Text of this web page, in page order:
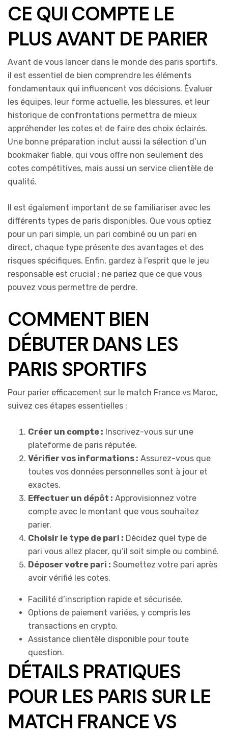
CE QUI COMPTE LE
PLUS AVANT DE PARIER
Avant de vous lancer dans le monde des paris sportifs,
il est essentiel de bien comprendre les éléments
fondamentaux qui influencent vos décisions. Évaluer
les équipes, leur forme actuelle, les blessures, et leur
historique de confrontations permettra de mieux
appréhender les cotes et de faire des choix éclairés.
Une bonne préparation inclut aussi la sélection d’un
bookmaker fiable, qui vous offre non seulement des
cotes compétitives, mais aussi un service clientèle de
qualité.
Il est également important de se familiariser avec les
différents types de paris disponibles. Que vous optiez
pour un pari simple, un pari combiné ou un pari en
direct, chaque type présente des avantages et des
risques spécifiques. Enfin, gardez à l’esprit que le jeu
responsable est crucial ; ne pariez que ce que vous
pouvez vous permettre de perdre.
COMMENT BIEN
DÉBUTER DANS LES
PARIS SPORTIFS
Pour parier efficacement sur le match France vs Maroc,
suivez ces étapes essentielles :
Créer un compte : Inscrivez-vous sur une
plateforme de paris réputée.
Vérifier vos informations : Assurez-vous que
toutes vos données personnelles sont à jour et
exactes.
Effectuer un dépôt : Approvisionnez votre
compte avec le montant que vous souhaitez
parier.
Choisir le type de pari : Décidez quel type de
pari vous allez placer, qu’il soit simple ou combiné.
Déposer votre pari : Soumettez votre pari après
avoir vérifié les cotes.
Facilité d’inscription rapide et sécurisée.
Options de paiement variées, y compris les
transactions en crypto.
Assistance clientèle disponible pour toute
question.
DÉTAILS PRATIQUES
POUR LES PARIS SUR LE
MATCH FRANCE VS